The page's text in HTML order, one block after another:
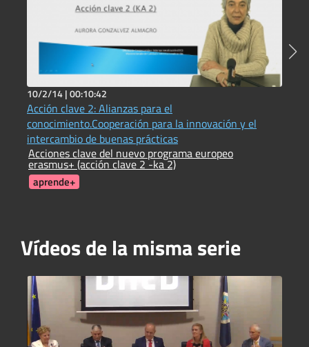
10/2/14 |00:10:42
Acción clave 2: Alianzas para el
conocimiento.Cooperación para la innovación y el
intercambio de buenas prácticas
Acciones clave del nuevo programa europeo
erasmus+ (acción clave 2 -ka 2)
aprende+
Vídeos de la misma serie